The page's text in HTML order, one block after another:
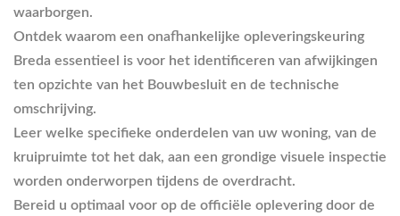
waarborgen.
Ontdek waarom een onafhankelijke opleveringskeuring
Breda essentieel is voor het identificeren van afwijkingen
ten opzichte van het Bouwbesluit en de technische
omschrijving.
Leer welke specifieke onderdelen van uw woning, van de
kruipruimte tot het dak, aan een grondige visuele inspectie
worden onderworpen tijdens de overdracht.
Bereid u optimaal voor op de officiële oplevering door de